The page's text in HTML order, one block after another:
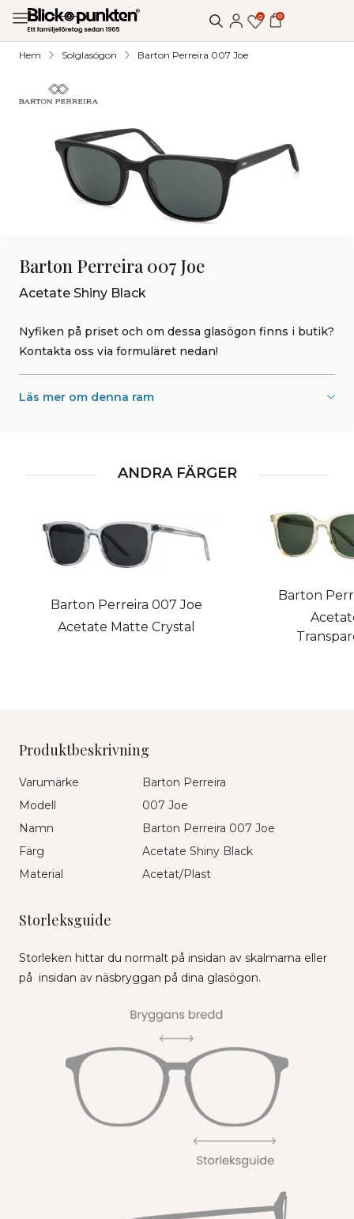
0 0
Hem Solglasögon Barton Perreira 007 Joe
Barton Perreira 007 Joe
Acetate Shiny Black
Nyfiken på priset och om dessa glasögon finns i butik?
Kontakta oss via formuläret nedan!
Läs mer om denna ram
ANDRA FÄRGER
Barton Perreira 007 Joe
Acetate Matte Crystal
Barton
Produktbeskrivning
Varumärke
Barton Perreira
Modell
007 Joe
Namn
Barton Perreira 007 Joe
Färg
Acetate Shiny Black
Material
Acetat/Plast
Storleksguide
Storleken hittar du normalt på insidan av skalmarna eller
på insidan av näsbryggan på dina glasögon.